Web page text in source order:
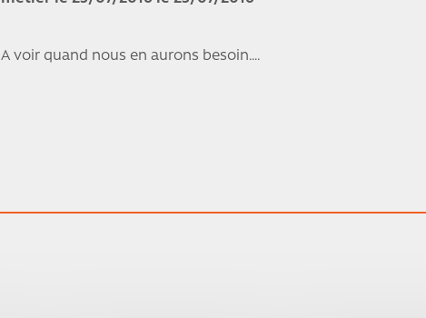
A voir quand nous en aurons besoin….